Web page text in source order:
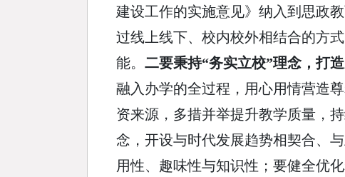
建设工作的实施意见》纳入到思政
过线上线下、校内校外相结合的方
能。 二要秉持“务实立校”理念，打
融入办学的全过程，用心用情营造
资来源，多措并举提升教学质量，
念，开设与时代发展趋势相契合、
用性、趣味性与知识性；要健全优